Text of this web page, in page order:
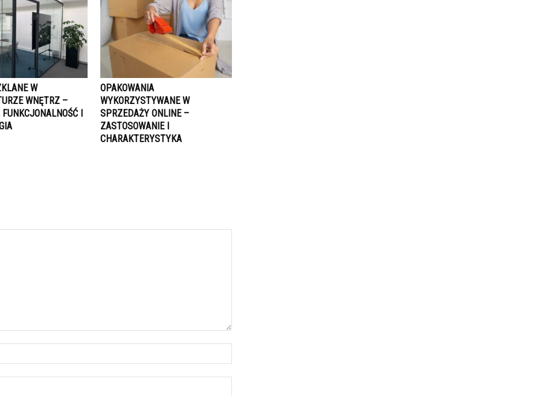
W
WNĘTRZ –
I
OPAKOWANIA
WYKORZYSTYWANE W
SPRZEDAŻY ONLINE –
ZASTOSOWANIE I
CHARAKTERYSTYKA